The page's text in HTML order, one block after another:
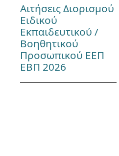
Αιτήσεις Διορισμού
Ειδικού
Εκπαιδευτικού /
Βοηθητικού
Προσωπικού ΕΕΠ
ΕΒΠ 2026